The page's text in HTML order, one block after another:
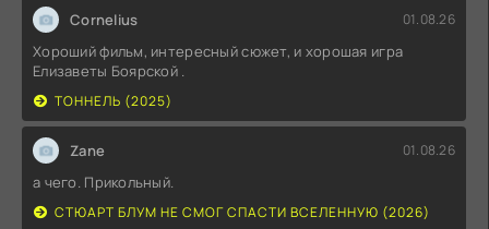
Cornelius 01.08.26
Хороший фильм, интересный сюжет, и хорошая игра
Елизаветы Боярской .
ТОННЕЛЬ (2025)
Zane 01.08.26
а чего. Прикольный.
СТЮАРТ БЛУМ НЕ СМОГ СПАСТИ ВСЕЛЕННУЮ (2026)